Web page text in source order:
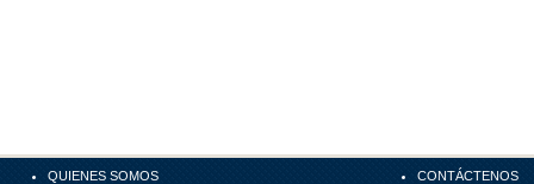
QUIENES SOMOS
CONTÁCTENOS